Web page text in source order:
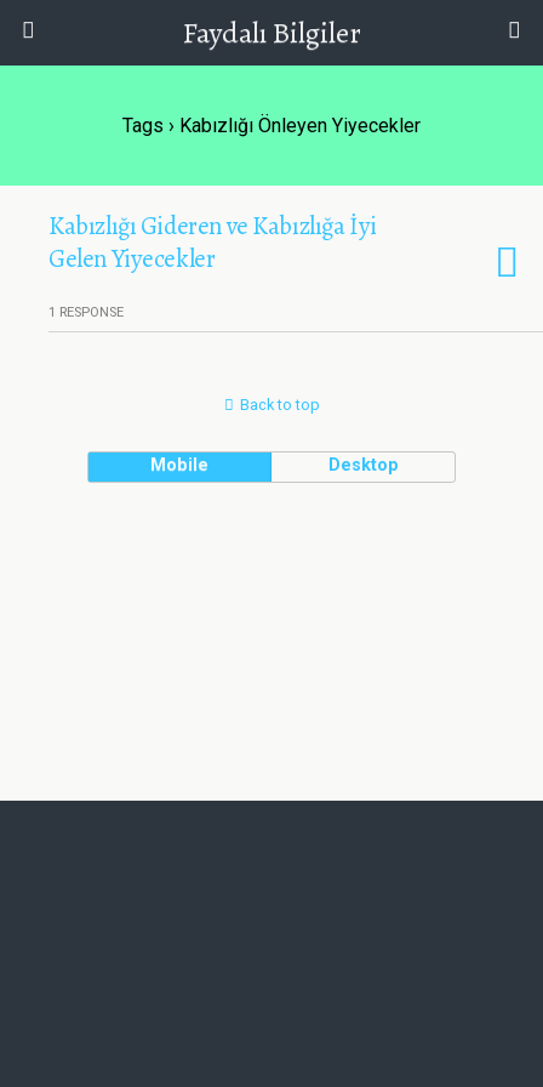
Faydalı Bilgiler
Tags › Kabızlığı Önleyen Yiyecekler
Kabızlığı Gideren ve Kabızlığa İyi
Gelen Yiyecekler
1 RESPONSE
Back to top
Mobile Desktop